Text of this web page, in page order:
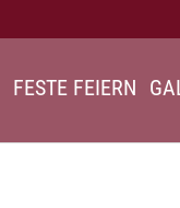
FESTE FEIERN